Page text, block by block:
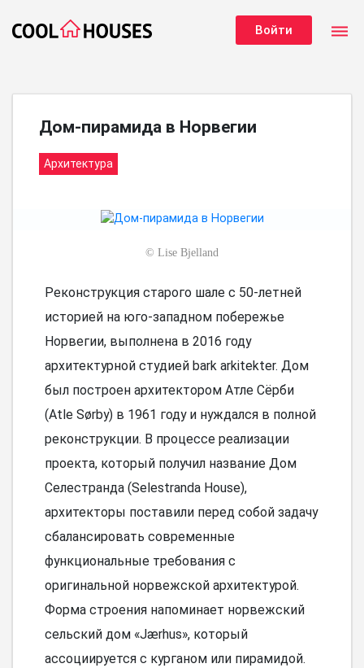
Войти dehaze
Дом-пирамида в Норвегии
Архитектура
© Lise Bjelland
Реконструкция старого шале с 50-летней
историей на юго-западном побережье
Норвегии, выполнена в 2016 году
архитектурной студией bark arkitekter. Дом
был построен архитектором Атле Сёрби
(Atle Sørby) в 1961 году и нуждался в полной
реконструкции. В процессе реализации
проекта, который получил название Дом
Селестранда (Selestranda House),
архитекторы поставили перед собой задачу
сбалансировать современные
функциональные требования с
оригинальной норвежской архитектурой.
Форма строения напоминает норвежский
сельский дом «Jærhus», который
ассоциируется с курганом или пирамидой.